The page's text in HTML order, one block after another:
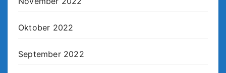
Oktober 2022
September 2022